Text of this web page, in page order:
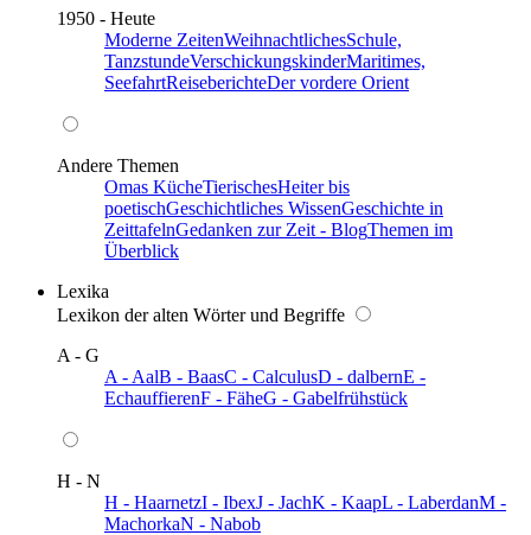
1950 - Heute
Moderne ZeitenWeihnachtlichesSchule,
TanzstundeVerschickungskinderMaritimes,
SeefahrtReiseberichteDer vordere Orient
Andere Themen
Omas KücheTierischesHeiter bis
poetischGeschichtliches WissenGeschichte in
ZeittafelnGedanken zur Zeit - BlogThemen im
Überblick
Lexika
Lexikon der alten Wörter und Begriffe
A - G
A - AalB - BaasC - CalculusD - dalbernE -
EchauffierenF - FäheG - Gabelfrühstück
H - N
H - HaarnetzI - IbexJ - JachK - KaapL - LaberdanM -
MachorkaN - Nabob